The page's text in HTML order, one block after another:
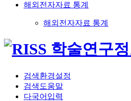
해외전자자료 통계
해외전자자료 통계
검색환경설정
검색도움말
다국어입력